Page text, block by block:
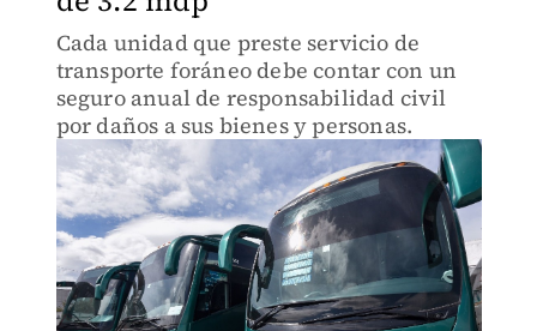
Cada unidad que preste servicio de
transporte foráneo debe contar con un
seguro anual de responsabilidad civil
por daños a sus bienes y personas.